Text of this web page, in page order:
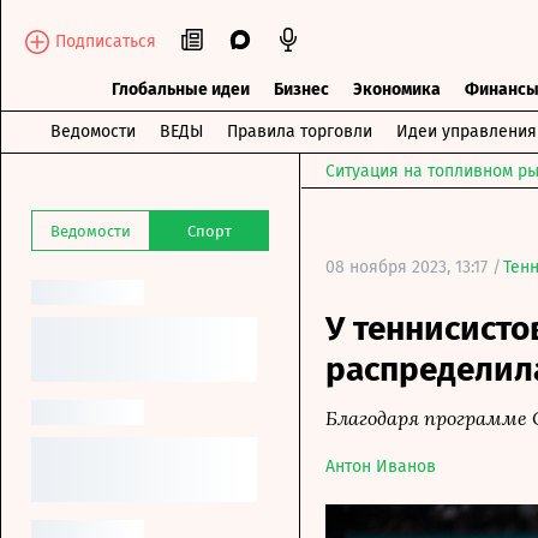
Подписаться
Глобальные идеи Бизнес Экономика Финансы
Ведомости ВЕДЫ Правила торговли Идеи управления
Ведомости Спорт
Ситуация на топливном
08 ноября 2023, 13:17 /
У
Благодаря программе
Антон Иванов